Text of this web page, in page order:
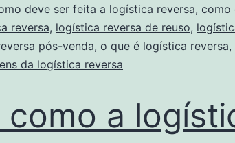
deve ser feita a logística reversa, como
reversa, logística reversa de reuso,
pós-venda, o que é logística reversa,
da logística reversa
como a